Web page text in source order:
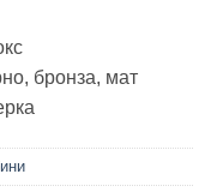
бронза, мат